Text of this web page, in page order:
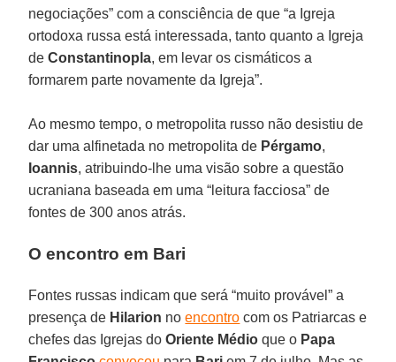
negociações” com a consciência de que “a Igreja
ortodoxa russa está interessada, tanto quanto a Igreja
deConstantinopla, em levar os cismáticos a
formarem parte novamente da Igreja”.
Ao mesmo tempo, o metropolita russo não desistiu de
dar uma alfinetada no metropolita de Pérgamo,
Ioannis, atribuindo-lhe uma visão sobre a questão
ucraniana baseada em uma “leitura facciosa” de
fontes de 300 anos atrás.
O encontro em Bari
Fontes russas indicam que será “muito provável” a
presença de Hilarion noencontro com os Patriarcas e
chefes das Igrejas doOriente Médio que o Papa